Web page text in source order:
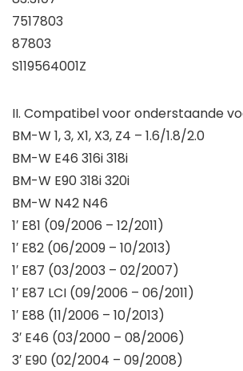
7517803
87803
S119564001Z
II. Compatibel voor onderstaande
BM-W 1, 3, X1, X3, Z4 – 1.6/1.8/2.0
BM-W E46 316i 318i
BM-W E90 318i 320i
BM-W N42 N46
1′ E81 (09/2006 – 12/2011)
1′ E82 (06/2009 – 10/2013)
1′ E87 (03/2003 – 02/2007)
1′ E87 LCI (09/2006 – 06/2011)
1′ E88 (11/2006 – 10/2013)
3′ E46 (03/2000 – 08/2006)
3′ E90 (02/2004 – 09/2008)